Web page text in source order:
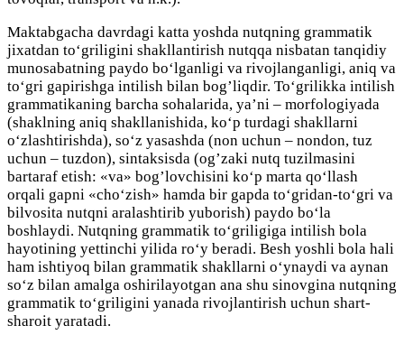
Maktabgacha davrdagi katta yoshda nutqning grammatik
jixatdan to‘griligini shakllantirish nutqqa nisbatan tanqidiy
munosabatning paydo bo‘lganligi va rivojlanganligi, aniq va
to‘gri gapirishga intilish bilan bog’liqdir. To‘grilikka intilish
grammatikaning barcha sohalarida, ya’ni – morfologiyada
(shaklning aniq shakllanishida, ko‘p turdagi shakllarni
o‘zlashtirishda), so‘z yasashda (non uchun – nondon, tuz
uchun – tuzdon), sintaksisda (og’zaki nutq tuzilmasini
bartaraf etish: «va» bog’lovchisini ko‘p marta qo‘llash
orqali gapni «cho‘zish» hamda bir gapda to‘gridan-to‘gri va
bilvosita nutqni aralashtirib yuborish) paydo bo‘la
boshlaydi. Nutqning grammatik to‘griligiga intilish bola
hayotining yettinchi yilida ro‘y beradi. Besh yoshli bola hali
ham ishtiyoq bilan grammatik shakllarni o‘ynaydi va aynan
so‘z bilan amalga oshirilayotgan ana shu sinovgina nutqning
grammatik to‘griligini yanada rivojlantirish uchun shart-
sharoit yaratadi.